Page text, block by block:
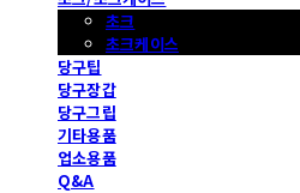
초크
초크케이스
당구팁
당구장갑
당구그립
기타용품
업소용품
Q&A